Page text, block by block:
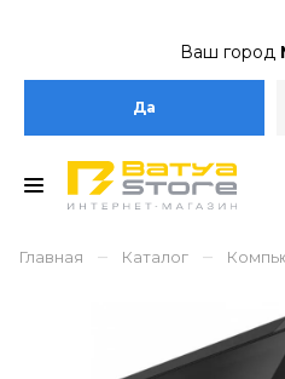
Ваш город
Да
Главная – Каталог –